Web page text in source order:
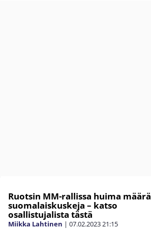
Ruotsin MM-rallissa huima määrä
suomalaiskuskeja – katso
osallistujalista tästä
Miikka Lahtinen | 07.02.202321:15